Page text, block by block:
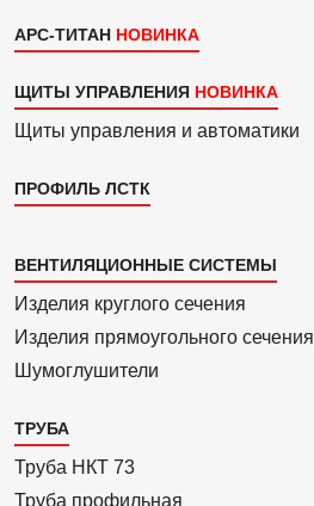
АРС-ТИТАН
ЩИТЫ УПРАВЛЕНИЯ
Щиты управления и автоматики
ПРОФИЛЬ ЛСТК
Каталог
4
ВЕНТИЛЯЦИОННЫЕ СИСТЕМЫ
Изделия круглого сечения
Изделия прямоуголь­ного сечения
Шумоглушители
ТРУБА
Труба НКТ 73
Труба профильная